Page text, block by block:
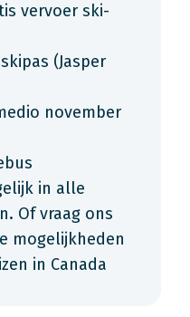
vervoer ski-
(Jasper
november
in alle
Of vraag ons
mogelijkheden
in Canada